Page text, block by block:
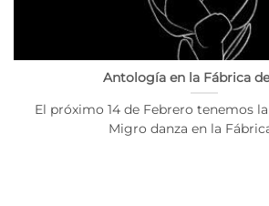
Antología en la Fábrica
El próximo 14 de Febrero tenemos
Migro danza en la